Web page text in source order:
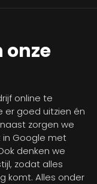
onze
online te
er goed uitzien én
zorgen we
Google met
denken we
zodat alles
komt. Alles onder